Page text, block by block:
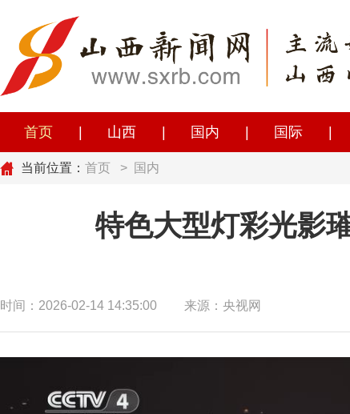
首页 山西 国内 国际
当前位置： 首页 > 国内
特色大型灯彩光影
时间：2026-02-14 14:35:00 来源：央视网